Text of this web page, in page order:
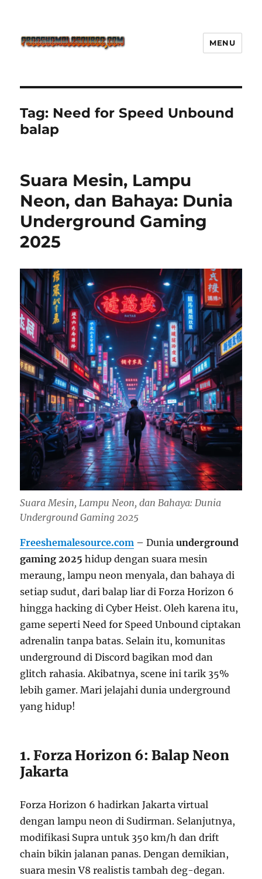
Defense Main Game Ini Pasti
Ketagihan!
MENU
Tag: Need for Speed Unbound
balap
Suara Mesin, Lampu
Neon, dan Bahaya: Dunia
Underground Gaming
2025
Suara Mesin, Lampu Neon, dan Bahaya: Dunia
Underground Gaming 2025
Freeshemalesource.com – Duniaunderground
gaming 2025 hidup dengan suara mesin
meraung, lampu neon menyala, dan bahaya di
setiap sudut, dari balap liar di Forza Horizon 6
hingga hacking di Cyber Heist. Oleh karena itu,
game seperti Need for Speed Unbound ciptakan
adrenalin tanpa batas. Selain itu, komunitas
underground di Discord bagikan mod dan
glitch rahasia. Akibatnya, scene ini tarik 35%
lebih gamer. Mari jelajahi dunia underground
yang hidup!
1. Forza Horizon 6: Balap Neon
Jakarta
Forza Horizon 6 hadirkan Jakarta virtual
dengan lampu neon di Sudirman. Selanjutnya,
modifikasi Supra untuk 350 km/h dan drift
chain bikin jalanan panas. Dengan demikian,
suara mesin V8 realistis tambah deg-degan.